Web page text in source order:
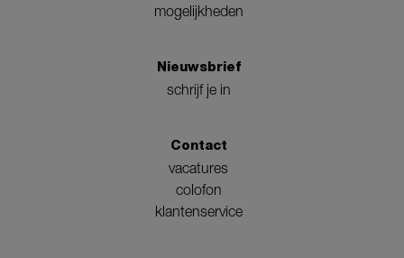
mogelijkheden
Nieuwsbrief
schrijf je in
Contact
vacatures
colofon
klantenservice